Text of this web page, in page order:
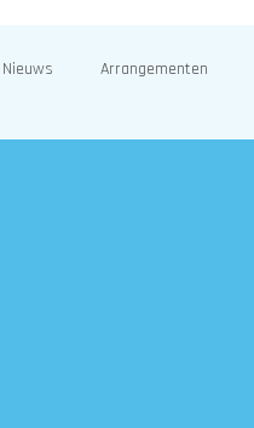
Nieuws Arrangementen